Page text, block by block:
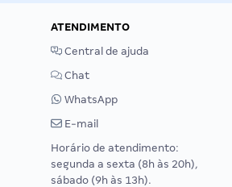
ATENDIMENTO
Central de ajuda
Chat
WhatsApp
E-mail
Horário de atendimento:
segunda a sexta (8h às 20h),
sábado (9h às 13h).